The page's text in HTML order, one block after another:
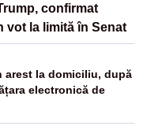
confirmat
vot la limită în Senat
arest la domiciliu, după
electronică de